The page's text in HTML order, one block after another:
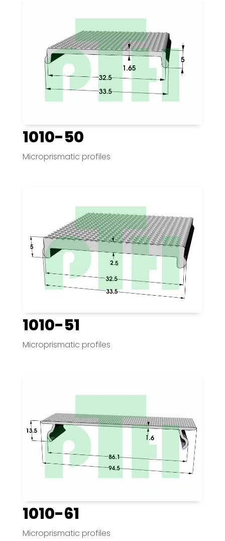
1010-50
Microprismatic profiles
1010-51
Microprismatic profiles
1010-61
Microprismatic profiles